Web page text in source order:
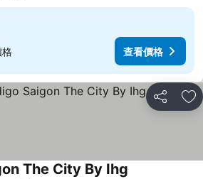
格 查看價格
分享 加
The City By Ihg